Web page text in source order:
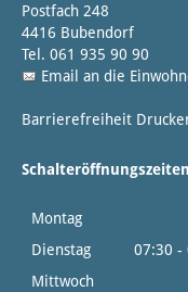
Postfach 248
4416 Bubendorf
Tel. 061 935 90 90
Email an die
Barrierefreiheit
Schalteröffnungszeiten
Montag
Dienstag
07:30 -
Mittwoch